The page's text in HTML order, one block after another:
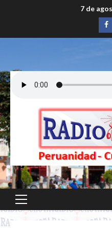
7 de
Menú
principal